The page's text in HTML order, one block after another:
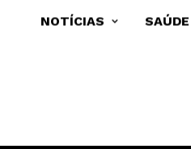
NOTÍCIAS SAÚDE